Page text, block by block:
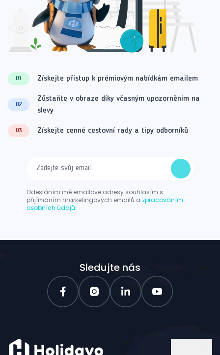
01 Získejte přístup k prémiovým nabídkám emailem
02
Zůstaňte v obraze díky včasným upozorněním na
slevy
03 Získejte cenné cestovní rady a tipy odborníků
Odesláním mé emailové adresy souhlasím s
přijímáním marketingových emailů a zpracováním
osobních údajů.
Sledujte nás